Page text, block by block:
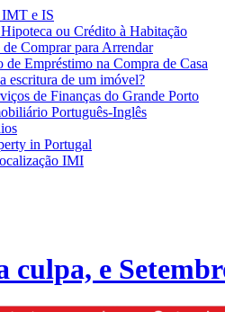
IMT e IS
ou Crédito à Habitação
Comprar para Arrendar
Empréstimo na Compra de Casa
escritura de um imóvel?
de Finanças do Grande Porto
Português-Inglês
in Portugal
IMI
culpa, e